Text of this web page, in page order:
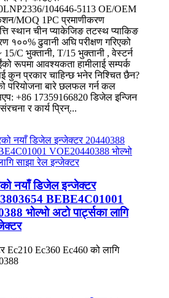
104646-5113 OE/OEM
MOQ 1PC प्रमाणीकरण
स्थान चीन प्याकेजिङ तटस्थ प्याकिङ
१००% ढुवानी अघि परीक्षण गरिएको
C भुक्तानी, T/15 भुक्तानी , वेस्टर्न
रूपमा आवश्यकता हामीलाई सम्पर्क
कुन प्रकार चाहिन्छ भनेर निश्चित छैन?
परियोजना बारे छलफल गर्न कल
+86 17359166820 डिजेल इन्जिन
र कार्य प्रिन्...
नयाँ डिजेल इन्जेक्टर
BEBE4C01001
भोल्भो अटो पार्ट्सका लागि
Ec210 Ec360 Ec460 को लागि